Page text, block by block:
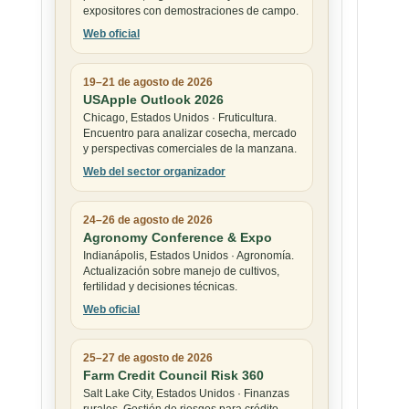
expositores con demostraciones de campo.
Web oficial
19–21 de agosto de 2026
USApple Outlook 2026
Chicago, Estados Unidos · Fruticultura.
Encuentro para analizar cosecha, mercado
y perspectivas comerciales de la manzana.
Web del sector organizador
24–26 de agosto de 2026
Agronomy Conference & Expo
Indianápolis, Estados Unidos · Agronomía.
Actualización sobre manejo de cultivos,
fertilidad y decisiones técnicas.
Web oficial
25–27 de agosto de 2026
Farm Credit Council Risk 360
Salt Lake City, Estados Unidos · Finanzas